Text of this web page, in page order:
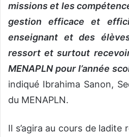
missions et les
gestion efficace et
enseignant et des
ressort et surtout
MENAPLN pour l’année
indiqué Ibrahima Sanon,
du MENAPLN.
Il s’agira au cours de